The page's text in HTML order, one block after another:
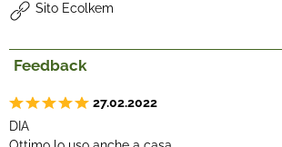
Sito Ecolkem
Feedback
27.02.2022
DIA